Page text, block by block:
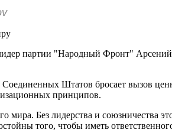
партии "Народный Фронт"
Штатов бросает вызов
принципов.
мира. Без лидерства и союзничества
того, чтобы иметь